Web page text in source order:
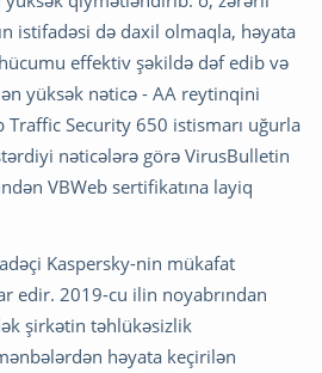
istifadəsi də daxil olmaqla, həyata
effektiv şəkildə dəf edib və
yüksək nəticə - AA reytinqini
Traffic Security 650 istismarı uğurla
nəticələrə görə VirusBulletin
VBWeb sertifikatına layiq
Kaspersky-nin mükafat
edir. 2019-cu ilin noyabrından
şirkətin təhlükəsizlik
həyata keçirilən